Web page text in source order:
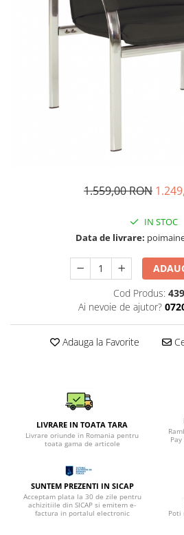
1.559,00 RON
IN STOC
Data de livrare:
Cod Produs: 439
Ai nevoie de ajutor?
Adauga la Favorite
LIVRARE IN TOATA TARA
Livrare oriunde in Romania pentru
toata gama de articole
SUNTEM PREZENTI IN SICAP
Acceptam plata la 30 de zile pentru
achizitiile din SICAP si emitem e-
factura in portalul electronic
Poti